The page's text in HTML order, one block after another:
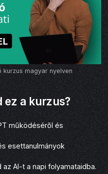
kurzus magyar nyelven
ez a kurzus?
működéséről és
esettanulmányok
AI-t a napi folyamataidba.